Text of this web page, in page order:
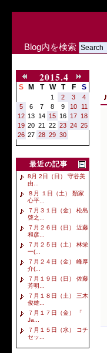
Blog内を検索
2015.4
S M T W T F S
1 2 3
4
5
6 7 8 9 10
11
12 13 14 15 16 17 18
19 20 21 22 23 24 25
26 27 28 29 30
最近の記事
8月 2日（日） 守谷美
由...
８月 １日（土） 類家
心平...
７月３１日（金） 松島
啓之...
７月２６日（日） 近藤
和彦...
７月２５日（土） 林栄
一(...
７月２４日（金） 峰厚
介(...
７月１９日（日） 佐藤
芳明...
７月１８日（土） 三木
俊雄...
７月１７日（金） 「
Ja...
７月１５日（水） コチ
セッ...